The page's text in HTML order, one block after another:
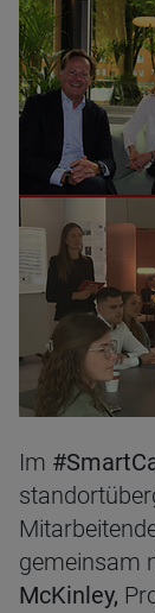
Im
gemeinsam
McKinley,